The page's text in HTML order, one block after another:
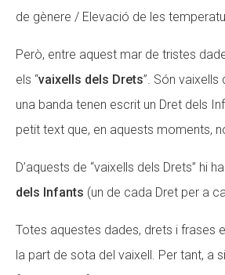
de gènere / Elevació de les
Però, entre aquest mar de tristes
els “vaixells dels Drets”. Són
una banda tenen escrit un Dret dels
petit text que, en aquests moments,
D’aquests de “vaixells dels Drets” hi
dels Infants (un de cada Dret per a
Totes aquestes dades, drets i frases
la part de sota del vaixell. Per tant, a